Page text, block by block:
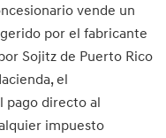
vende un
por el fabricante
Sojitz de Puerto Rico
el
pago directo al
impuesto